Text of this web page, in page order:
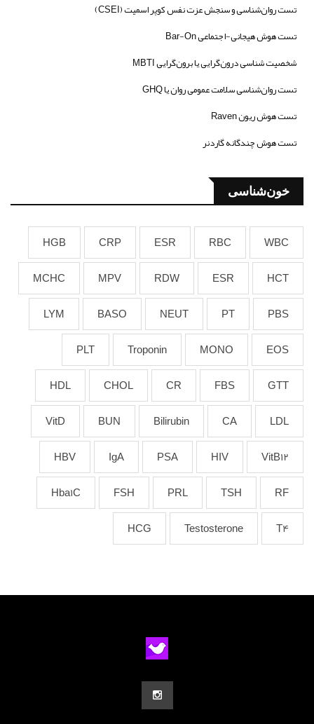
تست روان‌شناسی و سنجش عزت نفس کوپر اسمیت (CSEI)
تست هوش هیجانی-اجتماعی Bar-On
شخصیت شناسی درون‌گرایی یا برون‌گرایی MBTI
تست روان‌شناسی سلامت عمومی روان یا GHQ
تست هوش ریون Raven
تست هوش چندگانه گاردنر
خون‌شناسی
WBC
RBC
ESR
CRP
HGB
HCT
ESR
RDW
MPV
MCHC
PBS
PT
NEUT
BASO
LYM
EOS
MONO
Troponin
PLT
GTT
FBS
CR
CHOL
HDL
LDL
CA
Bilirubin
BUN
VitD
VitB12
HIV
PSA
IgA
HBV
RF
TSH
PRL
FSH
Hba1C
T4
Testosterone
HCG